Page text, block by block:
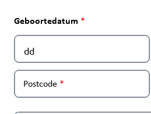
Geboortedatum
Postcode